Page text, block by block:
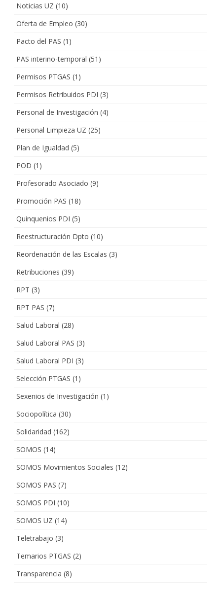
Noticias UZ (10)
Oferta de Empleo (30)
Pacto del PAS (1)
PAS interino-temporal (51)
Permisos PTGAS (1)
Permisos Retribuidos PDI (3)
Personal de Investigación (4)
Personal Limpieza UZ (25)
Plan de Igualdad (5)
POD (1)
Profesorado Asociado (9)
Promoción PAS (18)
Quinquenios PDI (5)
Reestructuración Dpto (10)
Reordenación de las Escalas (3)
Retribuciones (39)
RPT (3)
RPT PAS (7)
Salud Laboral (28)
Salud Laboral PAS (3)
Salud Laboral PDI (3)
Selección PTGAS (1)
Sexenios de Investigación (1)
Sociopolítica (30)
Solidaridad (162)
SOMOS (14)
SOMOS Movimientos Sociales (12)
SOMOS PAS (7)
SOMOS PDI (10)
SOMOS UZ (14)
Teletrabajo (3)
Temarios PTGAS (2)
Transparencia (8)